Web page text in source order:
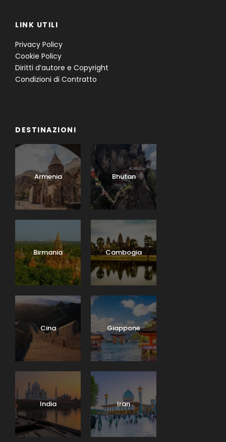
LINK UTILI
Privacy Policy
Cookie Policy
Diritti d’autore e Copyright
Condizioni di Contratto
DESTINAZIONI
Armenia Bhutan
Birmania Cambogia
Cina Giappone
India Iran